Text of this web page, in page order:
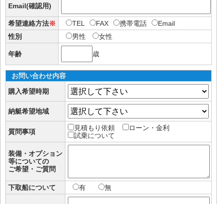
Email(確認用)
希望連絡方法※ TEL FAX 携帯電話
Email
性別
男性 女性
年齢 歳
お問い合わせ内容
購入希望時期
納艇希望地域
質問事項 見積もり依頼
ローン・金利
試乗について
装備・オプション
等についての
ご希望・ご質問
下取船について 有 無